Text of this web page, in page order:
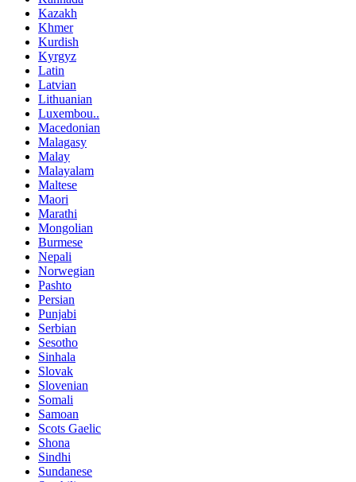
Kazakh
Khmer
Kurdish
Kyrgyz
Latin
Latvian
Lithuanian
Luxembou..
Macedonian
Malagasy
Malay
Malayalam
Maltese
Maori
Marathi
Mongolian
Burmese
Nepali
Norwegian
Pashto
Persian
Punjabi
Serbian
Sesotho
Sinhala
Slovak
Slovenian
Somali
Samoan
Scots Gaelic
Shona
Sindhi
Sundanese